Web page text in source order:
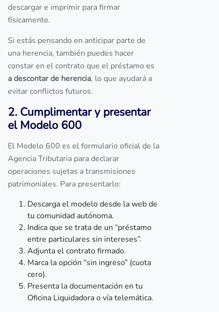
descargar e imprimir para firmar
físicamente.
Si estás pensando en anticipar parte de
una herencia, también puedes hacer
constar en el contrato que el préstamo es
a descontar de herencia, lo que ayudará a
evitar conflictos futuros.
2. Cumplimentar y presentar
el Modelo 600
El Modelo 600 es el formulario oficial de la
Agencia Tributaria para declarar
operaciones sujetas a transmisiones
patrimoniales. Para presentarlo:
Descarga el modelo desde la web de
tu comunidad autónoma.
Indica que se trata de un “préstamo
entre particulares sin intereses”.
Adjunta el contrato firmado.
Marca la opción “sin ingreso” (cuota
cero).
Presenta la documentación en tu
Oficina Liquidadora o vía telemática.